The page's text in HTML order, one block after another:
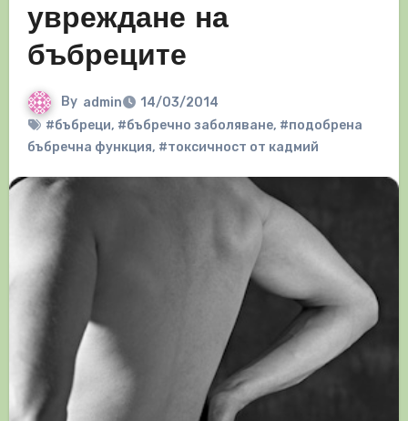
увреждане на
бъбреците
By admin
14/03/2014
#бъбреци, #бъбречно заболяване, #подобрена
бъбречна функция, #токсичност от кадмий